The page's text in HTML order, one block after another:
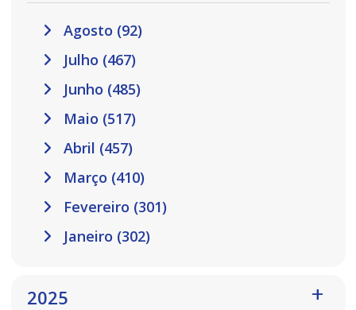
Agosto (92)
Julho (467)
Junho (485)
Maio (517)
Abril (457)
Março (410)
Fevereiro (301)
Janeiro (302)
2025